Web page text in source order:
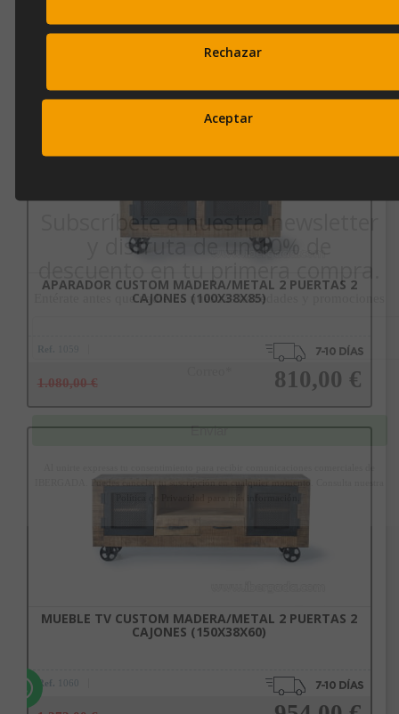
OPINIONES
APARADOR CUSTOM MADERA/METAL 2 PUERTAS 2
CAJONES (100X38X85)
1.080,00 € 810,00 €
MUEBLE TV CUSTOM MADERA/METAL 2 PUERTAS 2
CAJONES (150X38X60)
Ref. 1060
Subscríbete a nuestra newsletter
y disfruta de un 10% de
Entérate antes que nadie de nuestras novedades y promociones
Enviar
IBERGADA. Puedes cancelar tu suscripción en cualquier momento. Consulta nuestra
Rechazar
Aceptar